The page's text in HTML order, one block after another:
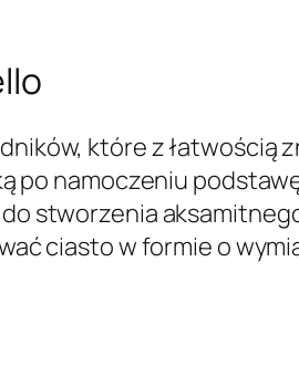
które z łatwością
po namoczeniu
stworzenia
ciasto w formie o